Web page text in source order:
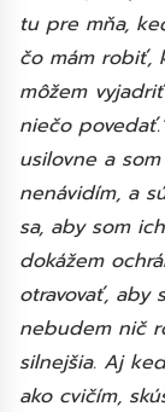
tu pre mňa,
čo mám robiť,
môžem
niečo
usilovne a
nenávidím, a
sa, aby som
dokážem
otravovať, aby
nebudem nič
silnejšia. Aj
ako cvičím,